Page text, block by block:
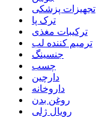
تجهیزات پزشکی
ترک پا
ترکیبات مغذی
ترمیم کننده لب
جنسینگ
چسب
دارچین
داروخانه
روغن بدن
رویال ژلی